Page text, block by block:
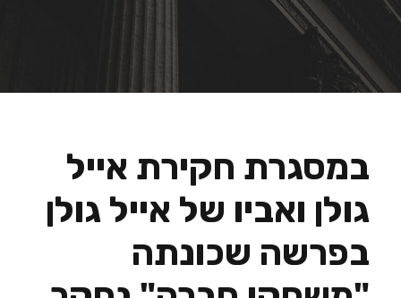
במסגרת חקירת אייל
גולן ואביו של אייל גולן
בפרשה שכונתה